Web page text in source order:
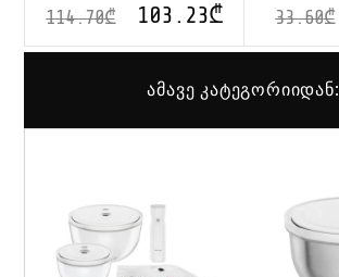
114.70₾ 103.23₾ 33.60₾
ამავე კატეგორიიდან: